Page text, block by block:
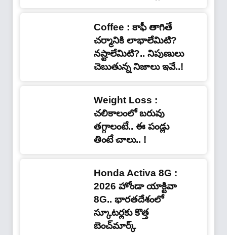
Coffee : కాఫీ తాగితే
చర్మానికి లాభాలేమిటి?
నష్టాలేమిటి?.. నిపుణులు
చెబుతున్న నిజాలు ఇవే..!
Weight Loss :
చలికాలంలో బరువు
తగ్గాలంటే.. ఈ పండ్లు
తింటే చాలు.. !
Honda Activa 8G :
2026 హోండా యాక్టివా
8G.. భారతదేశంలో
స్కూటర్లకు కొత్త
బెంచ్‌మార్క్